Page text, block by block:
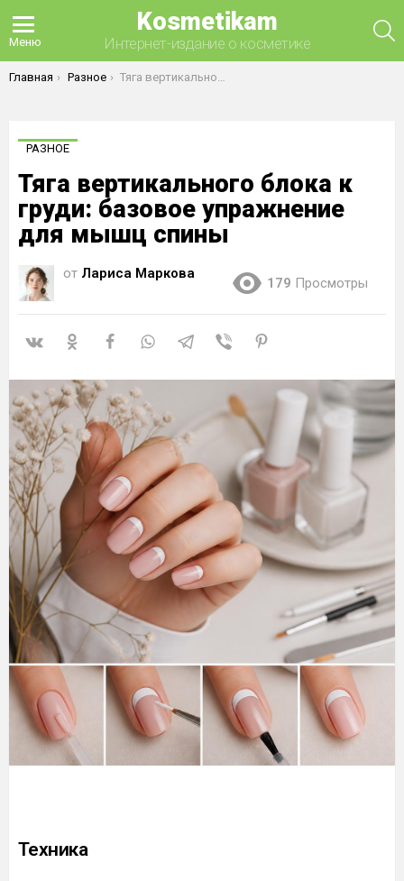
Меню
Kosmetikam
Интернет-издание о косметике
Вы здесь:
Главная Разное Тяга вертикального блока к груди: базовое упражнение для мышц спины
РАЗНОЕ
Тяга вертикального блока к
груди: базовое упражнение
для мышц спины
от Лариса Маркова
179 Просмотры
Техника